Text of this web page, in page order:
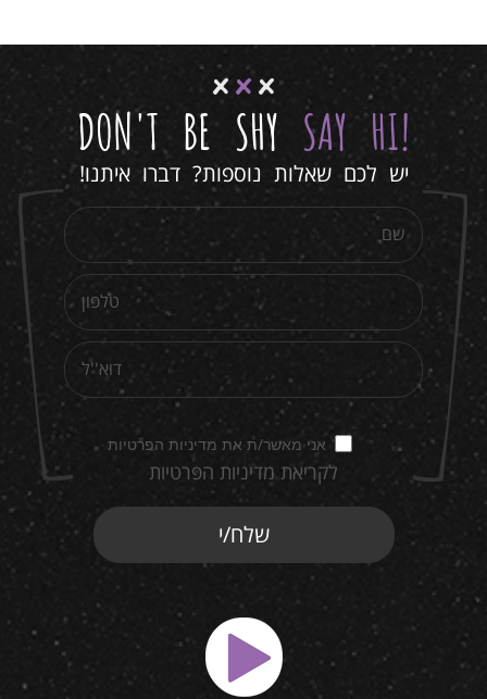
!
DON'T BE SHY SAY HI
יש לכם שאלות נוספות? דברו איתנו!
אני מאשר/ת את מדיניות הפרטיות
לקריאת מדיניות הפרטיות